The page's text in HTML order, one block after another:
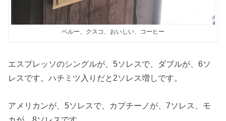
ペルー、クスコ、おいしい、コーヒー
エスプレッソのシングルが、5ソレスで、ダブルが、6ソ
レスです。ハチミツ入りだと2ソレス増しです。
アメリカンが、5ソレスで、カプチーノが、7ソレス、モ